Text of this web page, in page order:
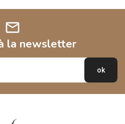
mail
la newsletter